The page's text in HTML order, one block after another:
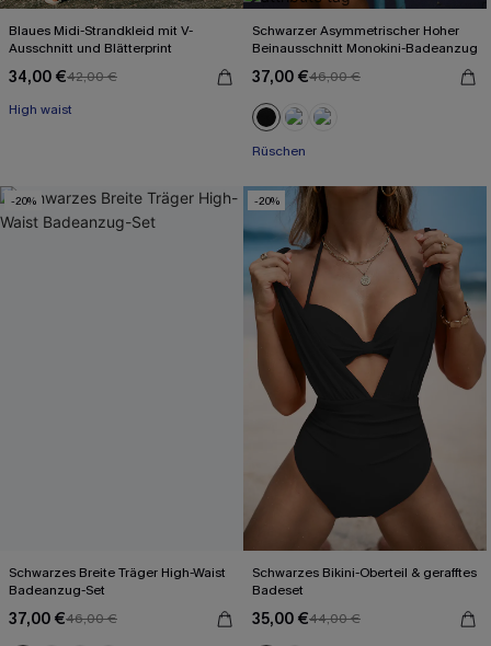
Blaues Midi-Strandkleid mit V-
Ausschnitt und Blätterprint
34,00 €42,00 €
High waist
Schwarzer Asymmetrischer Hoher
Beinausschnitt Monokini-Badeanzug
37,00 €46,00 €
Rüschen
-20%
Schwarzes Breite Träger High-Waist
Badeanzug-Set
37,00 €46,00 €
-20%
Schwarzes Bikini-Oberteil & gerafftes
Badeset
35,00 €44,00 €